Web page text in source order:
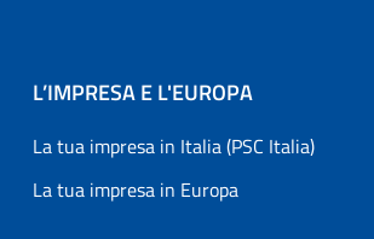
L’IMPRESA E L'EUROPA
La tua impresa in Italia (PSC Italia)
La tua impresa in Europa